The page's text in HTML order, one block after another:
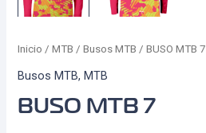
Inicio /MTB /Busos MTB / BUSO MTB 7
Busos MTB,MTB
BUSO MTB 7